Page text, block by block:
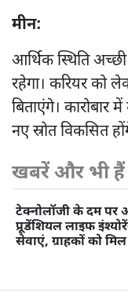
मीन:
आर्थिक स्थिति
रहेगा। करियर को
बिताएंगे। कारोबार
नए स्रोत विकसित
खबरें और भी हैं
टेक्नोलॉजी के दम
प्रूडेंशियल लाइफ
सेवाएं, ग्राहकों को